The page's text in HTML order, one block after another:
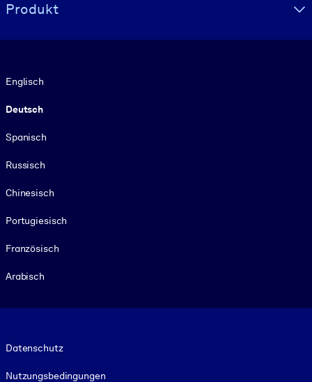
Produkt
Englisch
Deutsch
Spanisch
Russisch
Chinesisch
Portugiesisch
Französisch
Arabisch
Datenschutz
Nutzungsbedingungen